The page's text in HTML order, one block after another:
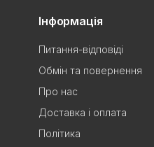
Інформація
Питання-відповіді
Обмін та повернення
Про нас
Доставка і оплата
Політика